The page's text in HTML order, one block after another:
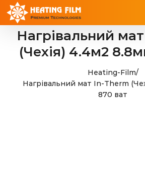
Skip
contentНагрівальний
(Чехія) 4.4м2
Heating-Film/
Нагрівальний мат In-Therm
870 ват